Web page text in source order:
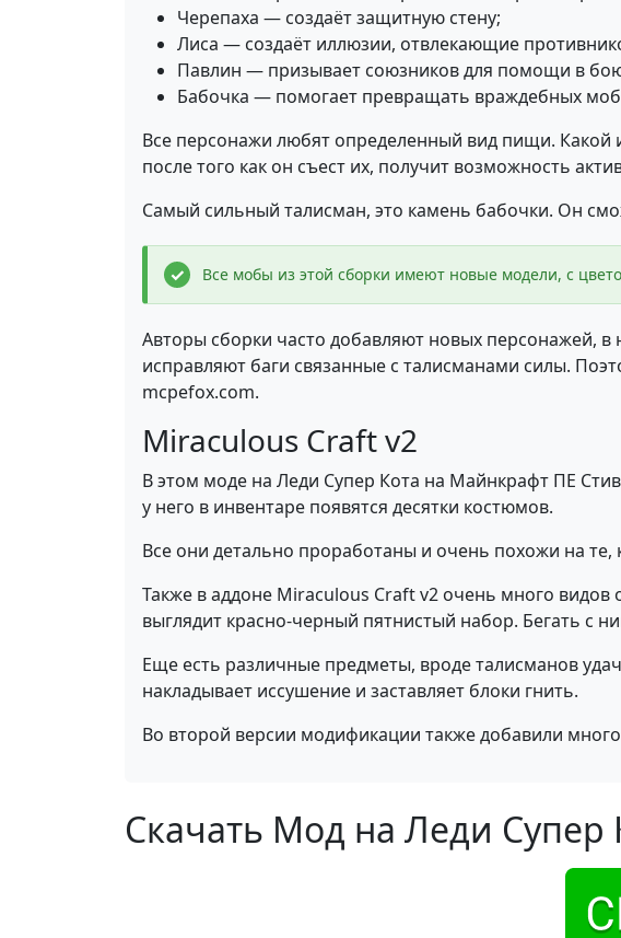
Черепаха — создаёт защитную стену;
Лиса — создаёт иллюзии, отвлекающие
Павлин — призывает союзников для помощи в
Бабочка — помогает превращать враждебных
Все персонажи любят определенный вид пищи.
после того как он съест их, получит возможность
Самый сильный талисман, это камень бабочки. Он
Все мобы из этой сборки имеют новые модели, с
Авторы сборки часто добавляют новых персонажей,
исправляют баги связанные с талисманами силы.
mcpefox.com.
Miraculous Craft v2
В этом моде на Леди Супер Кота на Майнкрафт ПЕ
у него в инвентаре появятся десятки костюмов.
Все они детально проработаны и очень похожи на
Также в аддоне Miraculous Craft v2 очень много
выглядит красно-черный пятнистый набор. Бегать с
Еще есть различные предметы, вроде талисманов
накладывает иссушение и заставляет блоки гнить.
Во второй версии модификации также добавили
Скачать Мод на Леди Супер